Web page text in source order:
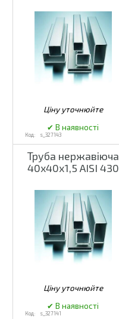
s_327143
Труба нержавіюча
40х40х1,5 AISI 430
s_327141